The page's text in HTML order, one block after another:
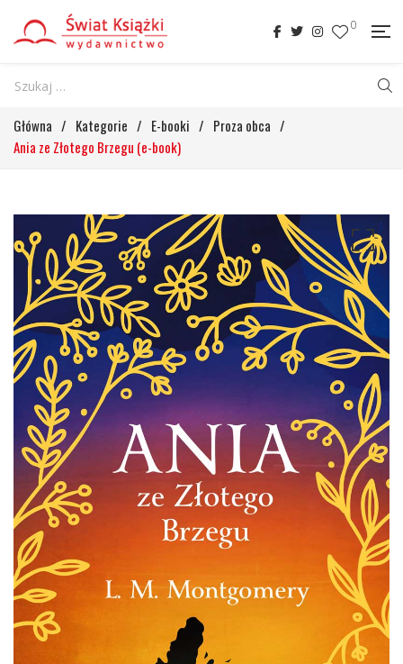
0
Główna / Kategorie / E-booki / Proza obca /
Ania ze Złotego Brzegu (e-book)